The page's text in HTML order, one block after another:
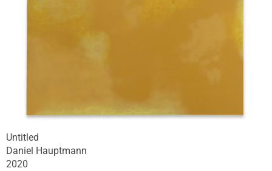
Untitled
Daniel Hauptmann
2020